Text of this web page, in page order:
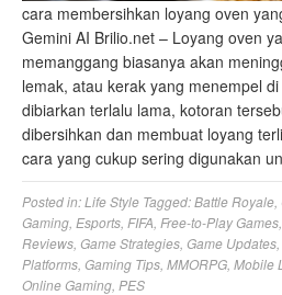
cara membersihkan loyang oven
Gemini AI Brilio.net – Loyang oven
memanggang biasanya akan
lemak, atau kerak yang menempel
dibiarkan terlalu lama, kotoran
dibersihkan dan membuat loyang
cara yang cukup sering digunakan
Posted in:Life Style Tagged:Battle Royale
Gaming Esports FIFA Free-to-Play Games
Reviews Game Strategies Game Updates
Platforms Gaming Tips MMORPG Mobile
Online Gaming PES